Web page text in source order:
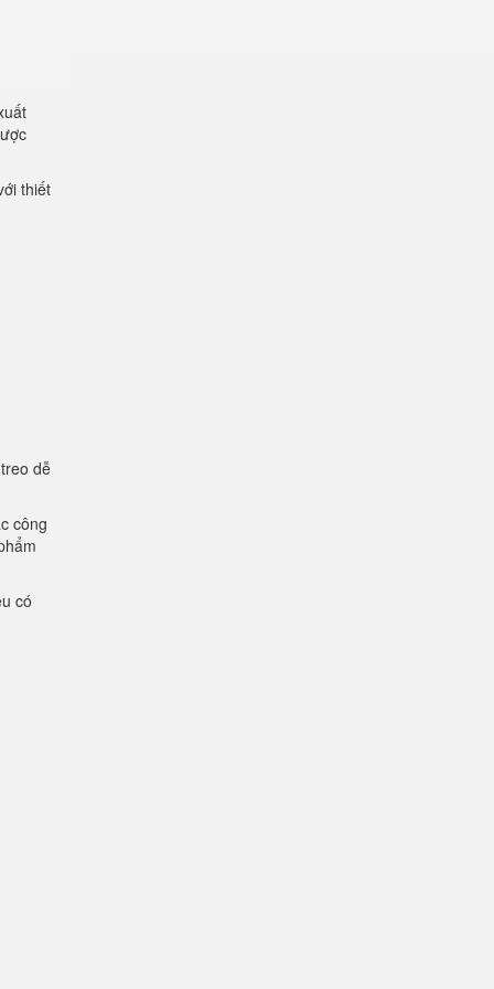
thiết
dễ
công
có